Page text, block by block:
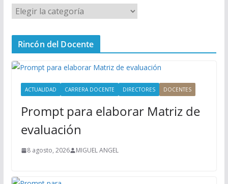
M
e
n
P
Rincón del Docente
ACTUALIDAD CARRERA DOCENTE DIRECTORES DOCENTES
Prompt para elaborar Matriz de
evaluación
8 agosto, 2026 MIGUEL ANGEL